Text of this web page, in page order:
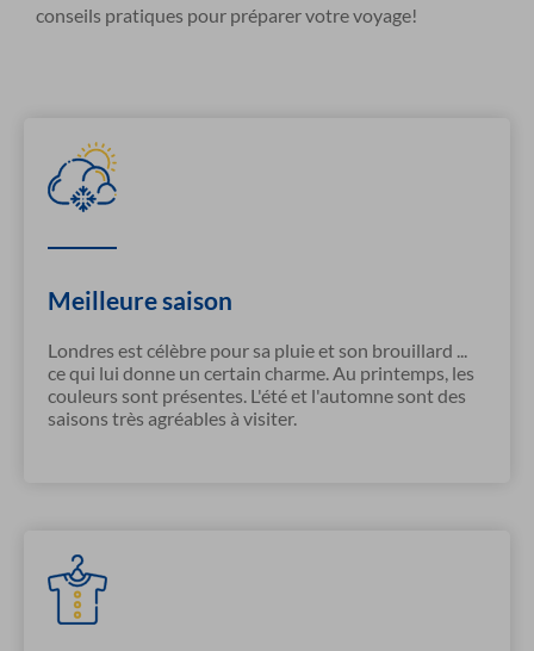
conseils pratiques pour préparer votre voyage!
Meilleure saison
Londres est célèbre pour sa pluie et son brouillard ...
ce qui lui donne un certain charme. Au printemps, les
couleurs sont présentes. L'été et l'automne sont des
saisons très agréables à visiter.